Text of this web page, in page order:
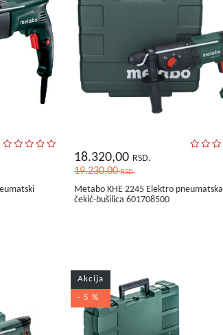
18.320,00 RSD.
19.230,00RSD.
Metabo KHE 2245 Elektro pneumatska
čekić-bušilica 601708500
Akcija
- 5 %